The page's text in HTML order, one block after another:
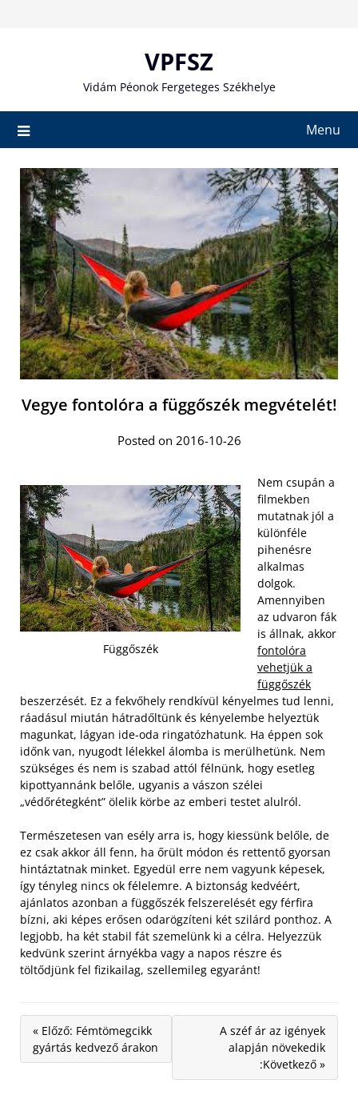
VPFSZ
Vidám Péonok Fergeteges Székhelye
Menu
Vegye fontolóra a függőszék megvételét!
Posted on 2016-10-26
Függőszék
Nem csupán a
filmekben
mutatnak jól a
különféle
pihenésre
alkalmas
dolgok.
Amennyiben
az udvaron fák
is állnak, akkor
fontolóra
vehetjük a
függőszék
beszerzését. Ez a fekvőhely rendkívül kényelmes tud lenni,
ráadásul miután hátradőltünk és kényelembe helyeztük
magunkat, lágyan ide-oda ringatózhatunk. Ha éppen sok
időnk van, nyugodt lélekkel álomba is merülhetünk. Nem
szükséges és nem is szabad attól félnünk, hogy esetleg
kipottyannánk belőle, ugyanis a vászon szélei
„védőrétegként” ölelik körbe az emberi testet alulról.
Természetesen van esély arra is, hogy kiessünk belőle, de
ez csak akkor áll fenn, ha őrült módon és rettentő gyorsan
hintáztatnak minket. Egyedül erre nem vagyunk képesek,
így tényleg nincs ok félelemre. A biztonság kedvéért,
ajánlatos azonban a függőszék felszerelését egy férfira
bízni, aki képes erősen odarögzíteni két szilárd ponthoz. A
legjobb, ha két stabil fát szemelünk ki a célra. Helyezzük
kedvünk szerint árnyékba vagy a napos részre és
töltődjünk fel fizikailag, szellemileg egyaránt!
« Előző: Fémtömegcikk
gyártás kedvező árakon
A széf ár az igények
alapján növekedik
:Következő »